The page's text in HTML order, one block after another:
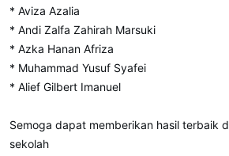
* Aviza Azalia
* ⁠Andi Zalfa Zahirah Marsuki
* ⁠Azka Hanan Afriza
* ⁠Muhammad Yusuf Syafei
* ⁠Alief Gilbert Imanuel
Semoga dapat memberikan hasil terbaik
sekolah